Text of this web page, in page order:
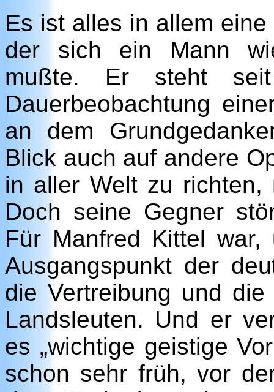
Es ist alles in allem
der sich ein Mann
mußte. Er steht
Dauerbeobachtung
an dem
Blick auch auf andere
in aller Welt zu richten,
Doch seine Gegner
Für Manfred Kittel
Ausgangspunkt der
die Vertreibung und
Landsleuten. Und er
es „wichtige geistige
schon sehr früh, vor